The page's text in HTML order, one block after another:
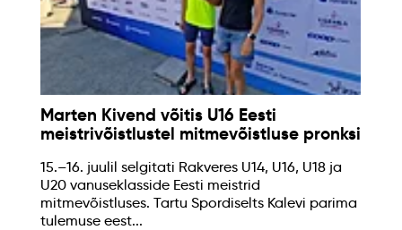
Marten Kivend võitis U16 Eesti
meistrivõistlustel mitmevõistluse pronksi
15.–16. juulil selgitati Rakveres U14, U16, U18 ja
U20 vanuseklasside Eesti meistrid
mitmevõistluses. Tartu Spordiselts Kalevi parima
tulemuse eest...